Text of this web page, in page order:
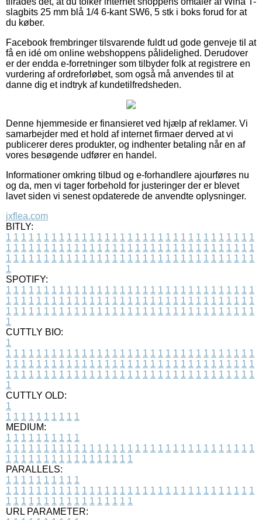
slagbits 25 mm blå 1/4 6-kant SW6, 5 stk i boks forud for at
du køber.
Facebook frembringer tilsvarende fuldt ud gode genveje til at
få en idé om online webshoppens pålidelighed. Derudover
er der endda e-forretninger som tilbyder folk at registrere en
vurdering af ordreforløbet, som også må anvendes til at
danne dig et indtryk af kundetilfredsheden.
Denne hjemmeside er finansieret ved hjælp af reklamer. Vi
samarbejder med et hold af internet firmaer derved at vi
publicerer deres produkter, og indhenter betaling når en af
vores besøgende udfører en handel.
Informationer omkring tilbud og e-forhandlere ajourføres nu
og da, men vi tager forbehold for justeringer der er blevet
lavet siden vi senest opdaterede de anvendte oplysninger.
jxflea.com
BITLY:
1 1 1 1 1 1 1 1 1 1 1 1 1 1 1 1 1 1 1 1 1 1 1 1 1 1 1 1 1 1 1 1 1
1 1 1 1 1 1 1 1 1 1 1 1 1 1 1 1 1 1 1 1 1 1 1 1 1 1 1 1 1 1 1 1 1
1 1 1 1 1 1 1 1 1 1 1 1 1 1 1 1 1 1 1 1 1 1 1 1 1 1 1 1 1 1 1 1 1
1
SPOTIFY:
1 1 1 1 1 1 1 1 1 1 1 1 1 1 1 1 1 1 1 1 1 1 1 1 1 1 1 1 1 1 1 1 1
1 1 1 1 1 1 1 1 1 1 1 1 1 1 1 1 1 1 1 1 1 1 1 1 1 1 1 1 1 1 1 1 1
1 1 1 1 1 1 1 1 1 1 1 1 1 1 1 1 1 1 1 1 1 1 1 1 1 1 1 1 1 1 1 1 1
1
CUTTLY BIO:
1
1 1 1 1 1 1 1 1 1 1 1 1 1 1 1 1 1 1 1 1 1 1 1 1 1 1 1 1 1 1 1 1 1
1 1 1 1 1 1 1 1 1 1 1 1 1 1 1 1 1 1 1 1 1 1 1 1 1 1 1 1 1 1 1 1 1
1 1 1 1 1 1 1 1 1 1 1 1 1 1 1 1 1 1 1 1 1 1 1 1 1 1 1 1 1 1 1 1 1
1
CUTTLY OLD:
1
1 1 1 1 1 1 1 1 1 1
MEDIUM:
1 1 1 1 1 1 1 1 1 1
1 1 1 1 1 1 1 1 1 1 1 1 1 1 1 1 1 1 1 1 1 1 1 1 1 1 1 1 1 1 1 1 1
1 1 1 1 1 1 1 1 1 1 1 1 1 1 1 1 1
PARALLELS:
1 1 1 1 1 1 1 1 1 1
1 1 1 1 1 1 1 1 1 1 1 1 1 1 1 1 1 1 1 1 1 1 1 1 1 1 1 1 1 1 1 1 1
1 1 1 1 1 1 1 1 1 1 1 1 1 1 1 1 1
URL PARAMETER: